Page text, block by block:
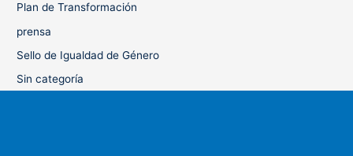
Plan de Transformación
prensa
Sello de Igualdad de Género
Sin categoría